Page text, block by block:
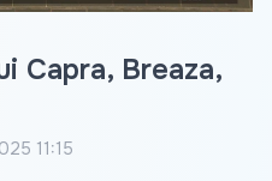
Capra, Breaza,
11:15